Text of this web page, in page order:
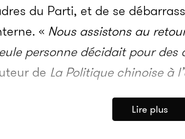
du Parti, et de se
« Nous assistons au
personne décidait pour
de La Politique chinoise à
du pouvoir par Xi Jinping
Lire plus